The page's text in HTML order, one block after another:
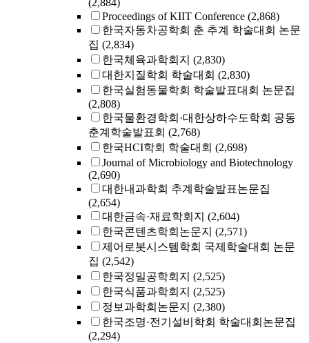
(2,884)
Proceedings of KIIT Conference (2,868)
한국자동차공학회 춘 추계 학술대회 논문
집 (2,834)
한국체육과학회지 (2,830)
대한지질학회 학술대회 (2,830)
한국실험동물학회 학술발표대회 논문집
(2,808)
한국물환경학회·대한상하수도학회 공동
춘계학술발표회 (2,768)
한국HCI학회 학술대회 (2,698)
Journal of Microbiology and Biotechnology
(2,690)
대한내과학회 추계학술발표논문집
(2,654)
대한금속·재료학회지 (2,604)
한국콘텐츠학회논문지 (2,571)
제어로봇시스템학회 국제학술대회 논문
집 (2,542)
한국정밀공학회지 (2,525)
한국식품과학회지 (2,525)
정보과학회논문지 (2,380)
한국조명·전기설비학회 학술대회논문집
(2,294)